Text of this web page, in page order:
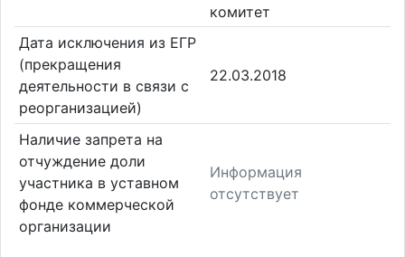
комитет
Дата исключения из ЕГР
(прекращения
деятельности в связи с
реорганизацией)
22.03.2018
Наличие запрета на
отчуждение доли
участника в уставном
фонде коммерческой
организации
Информация
отсутствует